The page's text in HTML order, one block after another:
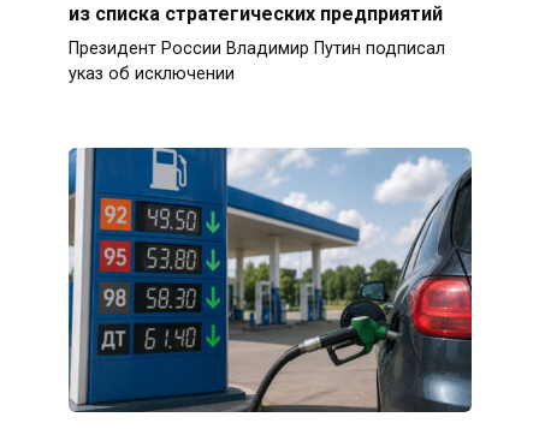
из списка стратегических предприятий
Президент России Владимир Путин подписал
указ об исключении